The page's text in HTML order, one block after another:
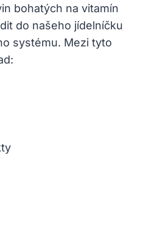
bohatých na vitamín
do našeho jídelníčku
systému. Mezi tyto